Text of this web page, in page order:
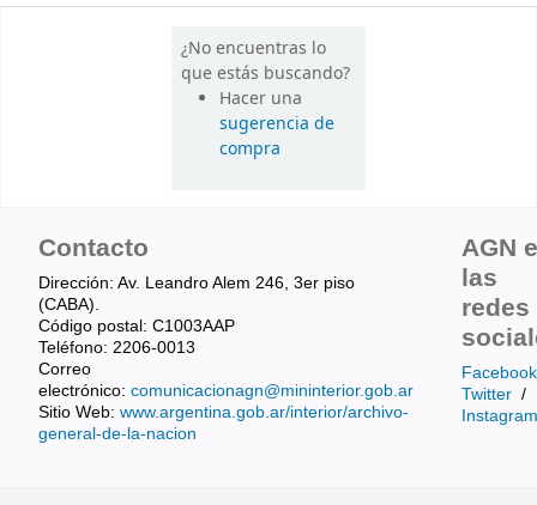
¿No encuentras lo
que estás buscando?
Hacer una
sugerencia de
compra
Contacto
Dirección: Av. Leandro Alem 246, 3er piso
(CABA).
Código postal: C1003AAP
Teléfono: 2206-0013
Correo
electrónico: comunicacionagn@mininterior.gob.ar
Sitio Web: www.argentina.gob.ar/interior/archivo-
general-de-la-nacion
AGN
las
redes
Facebook
Twitter /
Instagram